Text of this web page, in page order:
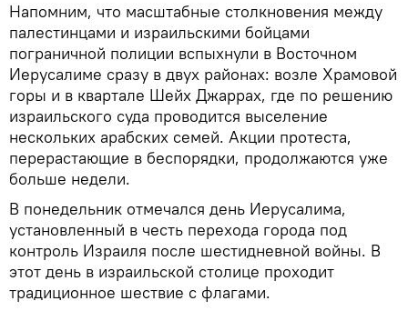
Напомним, что масштабные столкновения между
палестинцами и израильскими бойцами
пограничной полиции вспыхнули в Восточном
Иерусалиме сразу в двух районах: возле Храмовой
горы и в квартале Шейх Джаррах, где по решению
израильского суда проводится выселение
нескольких арабских семей. Акции протеста,
перерастающие в беспорядки, продолжаются уже
больше недели.
В понедельник отмечался день Иерусалима,
установленный в честь перехода города под
контроль Израиля после шестидневной войны. В
этот день в израильской столице проходит
традиционное шествие с флагами.